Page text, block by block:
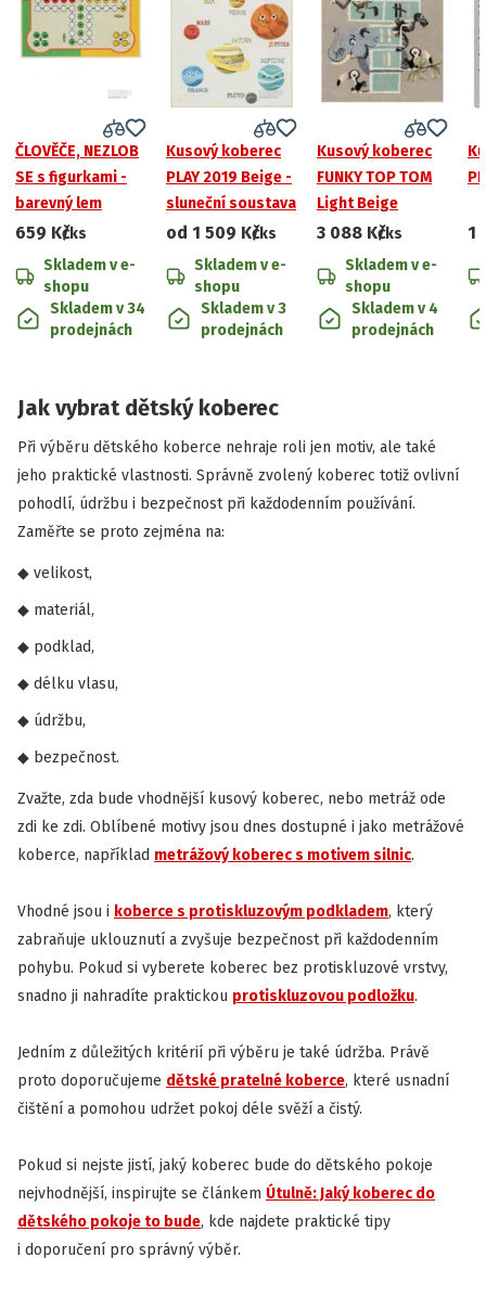
ČLOVĚČE, NEZLOB
SE s figurkami -
barevný lem
659 Kč/ks
Skladem v e-
shopu
Skladem v 34
prodejnách
Kusový koberec
PLAY 2019 Beige -
sluneční soustava
od 1 509 Kč/ks
Skladem v e-
shopu
Skladem v 3
prodejnách
Kusový koberec
FUNKY TOP TOM
Light Beige
3 088 Kč/ks
Skladem v e-
shopu
Skladem v 4
prodejnách
1
Jak vybrat dětský koberec
Při výběru dětského koberce nehraje roli jen motiv, ale také
jeho praktické vlastnosti. Správně zvolený koberec totiž ovlivní
pohodlí, údržbu i bezpečnost při každodenním používání.
Zaměřte se proto zejména na:
velikost,
materiál,
podklad,
délku vlasu,
údržbu,
bezpečnost.
Zvažte, zda bude vhodnější kusový koberec, nebo metráž ode
zdi ke zdi. Oblíbené motivy jsou dnes dostupné i jako metrážové
koberce, například metrážový koberec s motivem silnic.
Vhodné jsou i koberce s protiskluzovým podkladem, který
zabraňuje uklouznutí a zvyšuje bezpečnost při každodenním
pohybu. Pokud si vyberete koberec bez protiskluzové vrstvy,
snadno ji nahradíte praktickou protiskluzovou podložku.
Jedním z důležitých kritérií při výběru je také údržba. Právě
proto doporučujeme dětské pratelné koberce, které usnadní
čištění a pomohou udržet pokoj déle svěží a čistý.
Pokud si nejste jistí, jaký koberec bude do dětského pokoje
nejvhodnější, inspirujte se článkem Útulně: Jaký koberec do
dětského pokoje to bude, kde najdete praktické tipy
i doporučení pro správný výběr.